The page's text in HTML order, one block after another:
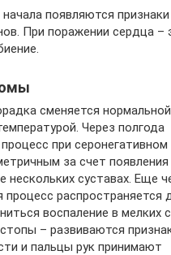
появляются
При поражении сердца –
сменяется
Через полгода
при серонегативном
за счет появления
нескольких суставах. Еще
процесс распространяется
воспаление в мелких
– развиваются
и пальцы рук принимают